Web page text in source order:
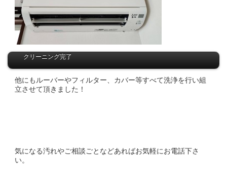
クリーニング完了
他にもルーバーやフィルター、カバー等すべて洗浄を行い組
立させて頂きました！
気になる汚れやご相談ごとなどあればお気軽にお電話下さ
い。